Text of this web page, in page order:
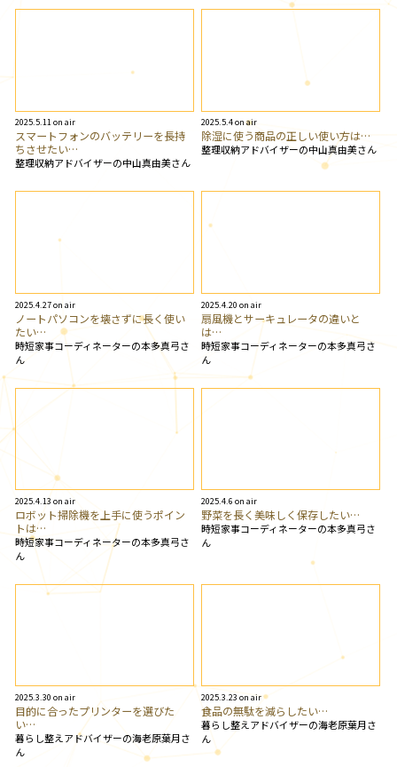
2025.5.11 on air
スマートフォンのバッテリーを長持
ちさせたい…
整理収納アドバイザーの中山真由美さん
2025.5.4 on air
除湿に使う商品の正しい使い方は…
整理収納アドバイザーの中山真由美さん
2025.4.27 on air
ノートパソコンを壊さずに長く使い
たい…
時短家事コーディネーターの本多真弓さ
ん
2025.4.20 on air
扇風機とサーキュレータの違いと
は…
時短家事コーディネーターの本多真弓さ
ん
2025.4.13 on air
ロボット掃除機を上手に使うポイン
トは…
時短家事コーディネーターの本多真弓さ
ん
2025.4.6 on air
野菜を長く美味しく保存したい…
時短家事コーディネーターの本多真弓さ
ん
2025.3.30 on air
目的に合ったプリンターを選びた
い…
暮らし整えアドバイザーの海老原葉月さ
ん
2025.3.23 on air
食品の無駄を減らしたい…
暮らし整えアドバイザーの海老原葉月さ
ん